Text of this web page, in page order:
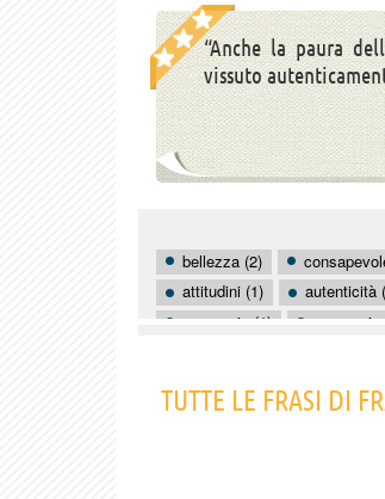
“Anche la paura
vissuto
bellezza (2)
attitudini (1)
autenticità
economia (1)
TUTTE LE FRASI DI